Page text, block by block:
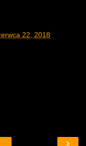
22, 2018
›